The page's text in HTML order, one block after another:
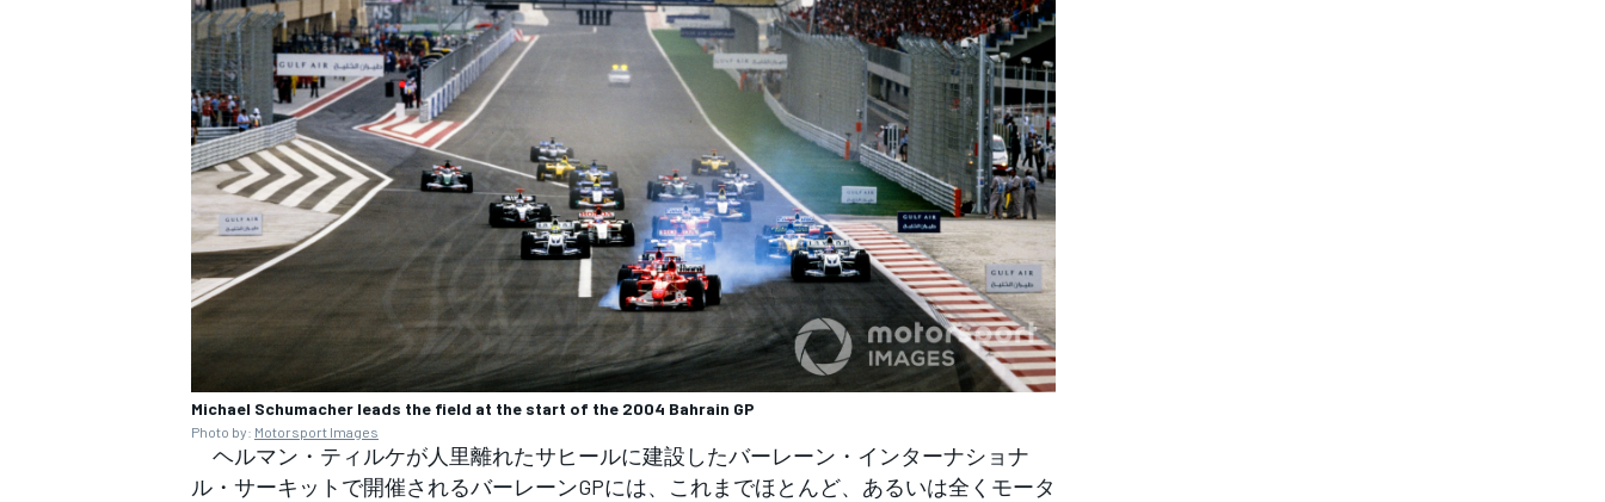
すべてのカテゴリー
Michael Schumacher leads the field at the start of the 2004 Bahrain GP
Photo by: Motorsport Images
ヘルマン・ティルケが人里離れたサヒールに建設したバーレーン・インターナショナ
ル・サーキットで開催されるバーレーンGPには、これまでほとんど、あるいは全くモータ